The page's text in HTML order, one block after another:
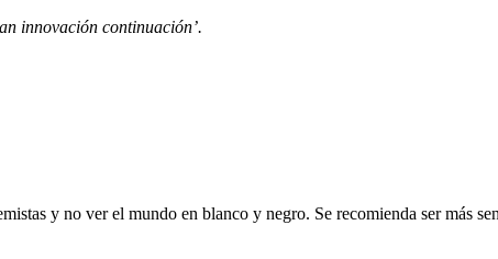
innovación continuación’.
y no ver el mundo en blanco y negro. Se recomienda ser más